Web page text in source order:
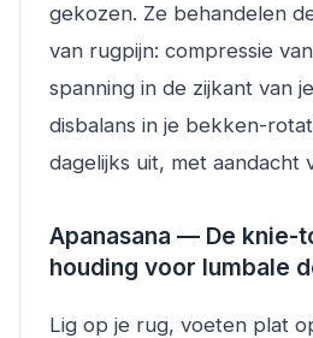
gekozen. Ze behandelen
van rugpijn: compressie
spanning in de zijkant van
disbalans in je bekken-
dagelijks uit, met aandacht
Apanasana — De knie-
houding voor lumbale
Lig op je rug, voeten plat